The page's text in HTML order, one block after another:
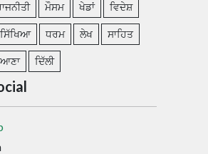
ਮੌਸਮ ਖੇਡਾਂ ਵਿਦੇਸ਼
ਸਿੱਖਿਆ ਧਰਮ ਲੇਖ ਸਾਹਿਤ
ਦਿੱਲੀ